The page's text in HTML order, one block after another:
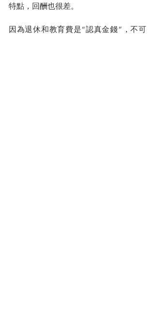
特點，回酬也很差。
因為退休和教育費是“認真金錢”，不可